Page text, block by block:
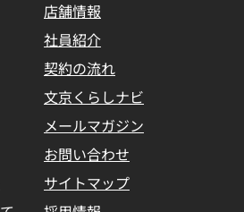
店舗情報
社員紹介
契約の流れ
文京くらしナビ
メールマガジン
お問い合わせ
サイトマップ